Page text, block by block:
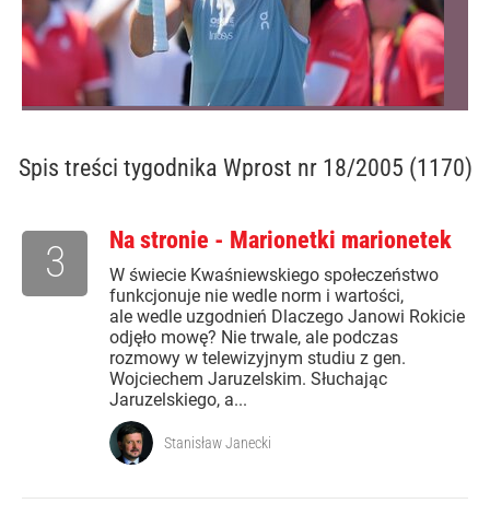
Spis treści tygodnika Wprost nr 18/2005 (1170)
Na stronie - Marionetki marionetek
W świecie Kwaśniewskiego społeczeństwo
funkcjonuje nie wedle norm i wartości,
ale wedle uzgodnień Dlaczego Janowi Rokicie
odjęło mowę? Nie trwale, ale podczas
rozmowy w telewizyjnym studiu z gen.
Wojciechem Jaruzelskim. Słuchając
Jaruzelskiego, a...
3
Stanisław Janecki